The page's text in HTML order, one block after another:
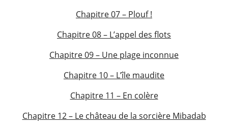
Chapitre 07 – Plouf !
Chapitre 08 – L’appel des flots
Chapitre 09 – Une plage inconnue
Chapitre 10 – L’île maudite
Chapitre 11 – En colère
Chapitre 12 – Le château de la sorcière Mibadab